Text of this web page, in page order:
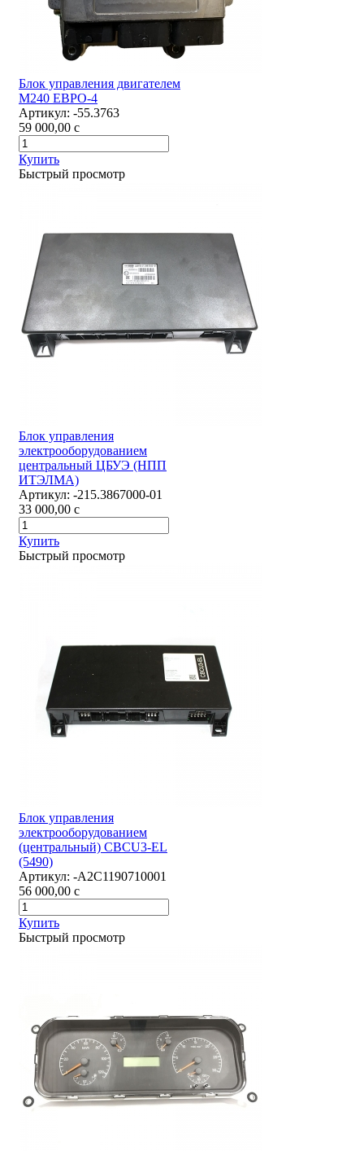
Блок управления двигателем
М240 ЕВРО-4
Артикул: -55.3763
59 000,00 c
Купить
Быстрый просмотр
Блок управления
электрооборудованием
центральный ЦБУЭ (НПП
ИТЭЛМА)
Артикул: -215.3867000-01
33 000,00 c
Купить
Быстрый просмотр
Блок управления
электрооборудованием
(центральный) CBCU3-EL
(5490)
Артикул: -А2С1190710001
56 000,00 c
Купить
Быстрый просмотр